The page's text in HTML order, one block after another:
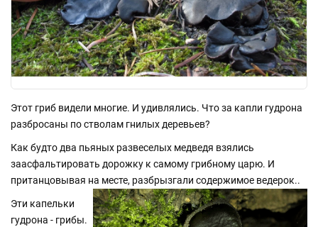
Этот гриб видели многие. И удивлялись. Что за капли гудрона
разбросаны по стволам гнилых деревьев?
Как будто два пьяных развеселых медведя взялись
заасфальтировать дорожку к самому грибному царю. И
пританцовывая на месте, разбрызгали содержимое ведерок..
Эти капельки
гудрона - грибы.